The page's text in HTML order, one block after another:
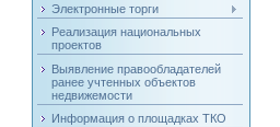
Электронные торги
Реализация национальных
проектов
Выявление правообладателей
ранее учтенных объектов
недвижемости
Информация о площадках ТКО